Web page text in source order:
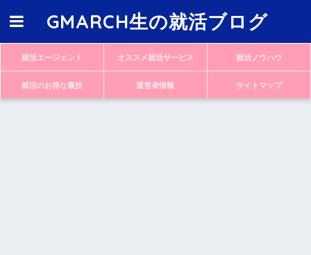
GMARCH生の就活ブログ
就活エージェント オススメ就活サービス 就活ノウハウ
就活のお得な裏技 運営者情報 サイトマップ